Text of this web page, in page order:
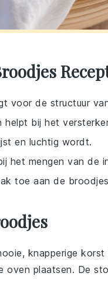
voor de structuur
bij het
en luchtig wordt.
het mengen van de
toe aan de
knapperige
plaatsen. De